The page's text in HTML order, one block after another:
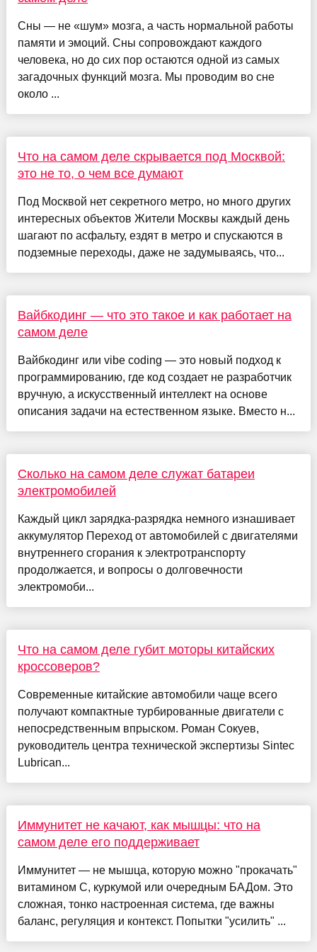
Сны — не «шум» мозга, а часть нормальной работы
памяти и эмоций. Сны сопровождают каждого
человека, но до сих пор остаются одной из самых
загадочных функций мозга. Мы проводим во сне
около ...
Что на самом деле скрывается под Москвой:
это не то, о чем все думают
Под Москвой нет секретного метро, но много других
интересных объектов Жители Москвы каждый день
шагают по асфальту, ездят в метро и спускаются в
подземные переходы, даже не задумываясь, что...
Вайбкодинг — что это такое и как работает на
самом деле
Вайбкодинг или vibe coding — это новый подход к
программированию, где код создает не разработчик
вручную, а искусственный интеллект на основе
описания задачи на естественном языке. Вместо н...
Сколько на самом деле служат батареи
электромобилей
Каждый цикл зарядка-разрядка немного изнашивает
аккумулятор Переход от автомобилей с двигателями
внутреннего сгорания к электротранспорту
продолжается, и вопросы о долговечности
электромоби...
Что на самом деле губит моторы китайских
кроссоверов?
Современные китайские автомобили чаще всего
получают компактные турбированные двигатели с
непосредственным впрыском. Роман Сокуев,
руководитель центра технической экспертизы Sintec
Lubrican...
Иммунитет не качают, как мышцы: что на
самом деле его поддерживает
Иммунитет — не мышца, которую можно "прокачать"
витамином С, куркумой или очередным БАДом. Это
сложная, тонко настроенная система, где важны
баланс, регуляция и контекст. Попытки "усилить" ...